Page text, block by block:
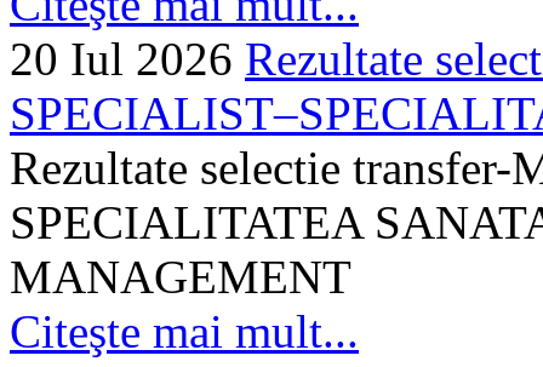
20 Iul 2026 Rezultate
Rezultate selectie
SPECIALITATEA
MANAGEMENT
Citeşte mai mult...